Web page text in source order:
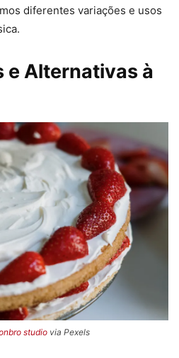
diferentes variações e usos
e Alternativas à
studio via Pexels